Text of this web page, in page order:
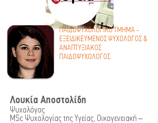
ΠΑΙΔΟΨΥΧΟΛΟΓΙΚΟ ΤΜΗΜΑ -
ΕΞΕΙΔΙΚΕΥΜΕΝΟΣ ΨΥΧΟΛΟΓΟΣ &
ΑΝΑΠΤΥΞΙΑΚΟΣ
ΠΑΙΔΟΨΥΧΟΛΟΓΟΣ
Λουκία Αποστολίδη
Ψυχολόγος
MSc Ψυχολογίας της Υγείας, Οικογενειακή –